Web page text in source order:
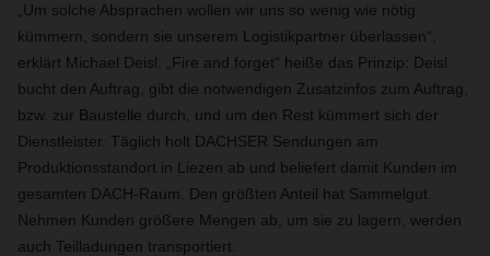
„Um solche Absprachen wollen wir uns so wenig wie nötig
kümmern, sondern sie unserem Logistikpartner überlassen“,
erklärt Michael Deisl. „Fire and forget“ heiße das Prinzip: Deisl
bucht den Auftrag, gibt die notwendigen Zusatzinfos zum Auftrag,
bzw. zur Baustelle durch, und um den Rest kümmert sich der
Dienstleister. Täglich holt DACHSER Sendungen am
Produktionsstandort in Liezen ab und beliefert damit Kunden im
gesamten DACH-Raum. Den größten Anteil hat Sammelgut.
Nehmen Kunden größere Mengen ab, um sie zu lagern, werden
auch Teilladungen transportiert.